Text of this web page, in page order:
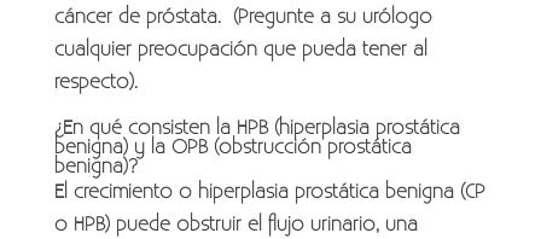
cáncer de próstata. (Pregunte a su urólogo
cualquier preocupación que pueda tener al
respecto).
¿En qué consisten la HPB (hiperplasia prostática
benigna) y la OPB (obstrucción prostática
benigna)?
El crecimiento o hiperplasia prostática benigna (CP
o HPB) puede obstruir el flujo urinario, una